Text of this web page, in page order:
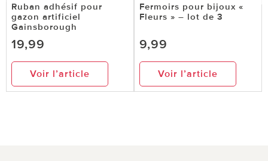
Ruban adhésif pour
gazon artificiel
Gainsborough
19,99
Voir l’article
Fermoirs pour bijoux «
Fleurs » – lot de 3
9,99
Voir l’article